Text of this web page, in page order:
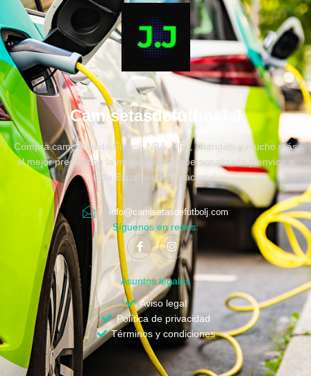
CamisetasdefutbolJ.J
Compra camisetas de Fútbol, NBA, NFL, chandals y mucho más
al mejor precio, con la mejor atención personalizada y envíos a
toda España e internacional.
info@camisetasdefutbolj.com
Síguenos en redes:
Asuntos legales
Aviso legal
Política de privacidad
Términos y condiciones